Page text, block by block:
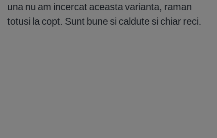
una nu am incercat aceasta varianta, raman
totusi la copt. Sunt bune si caldute si chiar reci.